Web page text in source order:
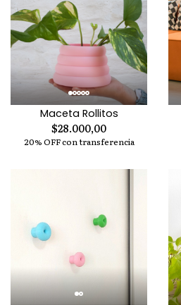
Maceta Rollitos
$28.000,00
20% OFF con transferencia